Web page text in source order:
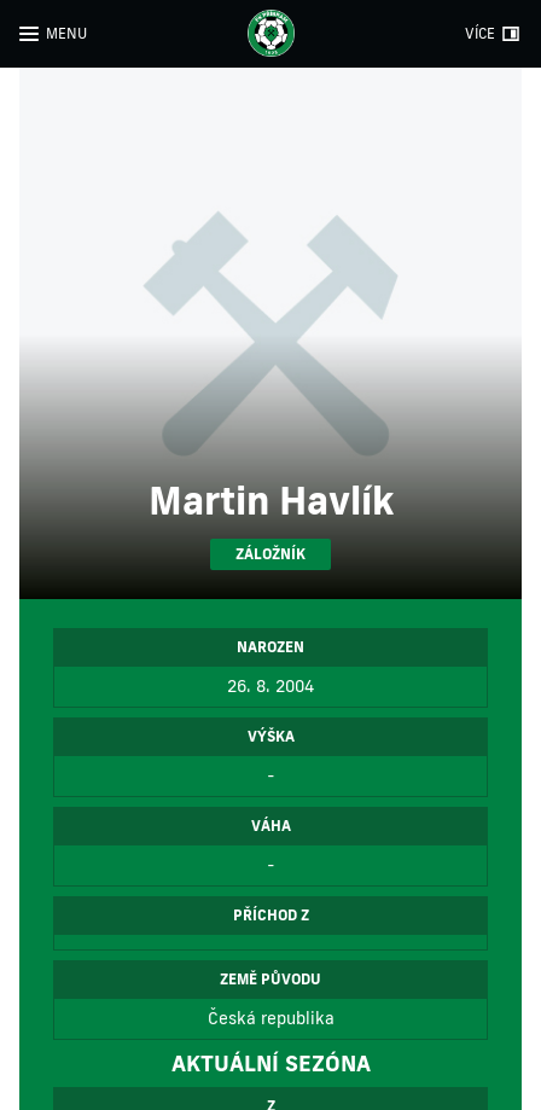
MENU VÍCE
Martin Havlík
ZÁLOŽNÍK
NAROZEN
26. 8. 2004
VÝŠKA
-
VÁHA
-
PŘÍCHOD Z
ZEMĚ PŮVODU
Česká republika
AKTUÁLNÍ SEZÓNA
Z